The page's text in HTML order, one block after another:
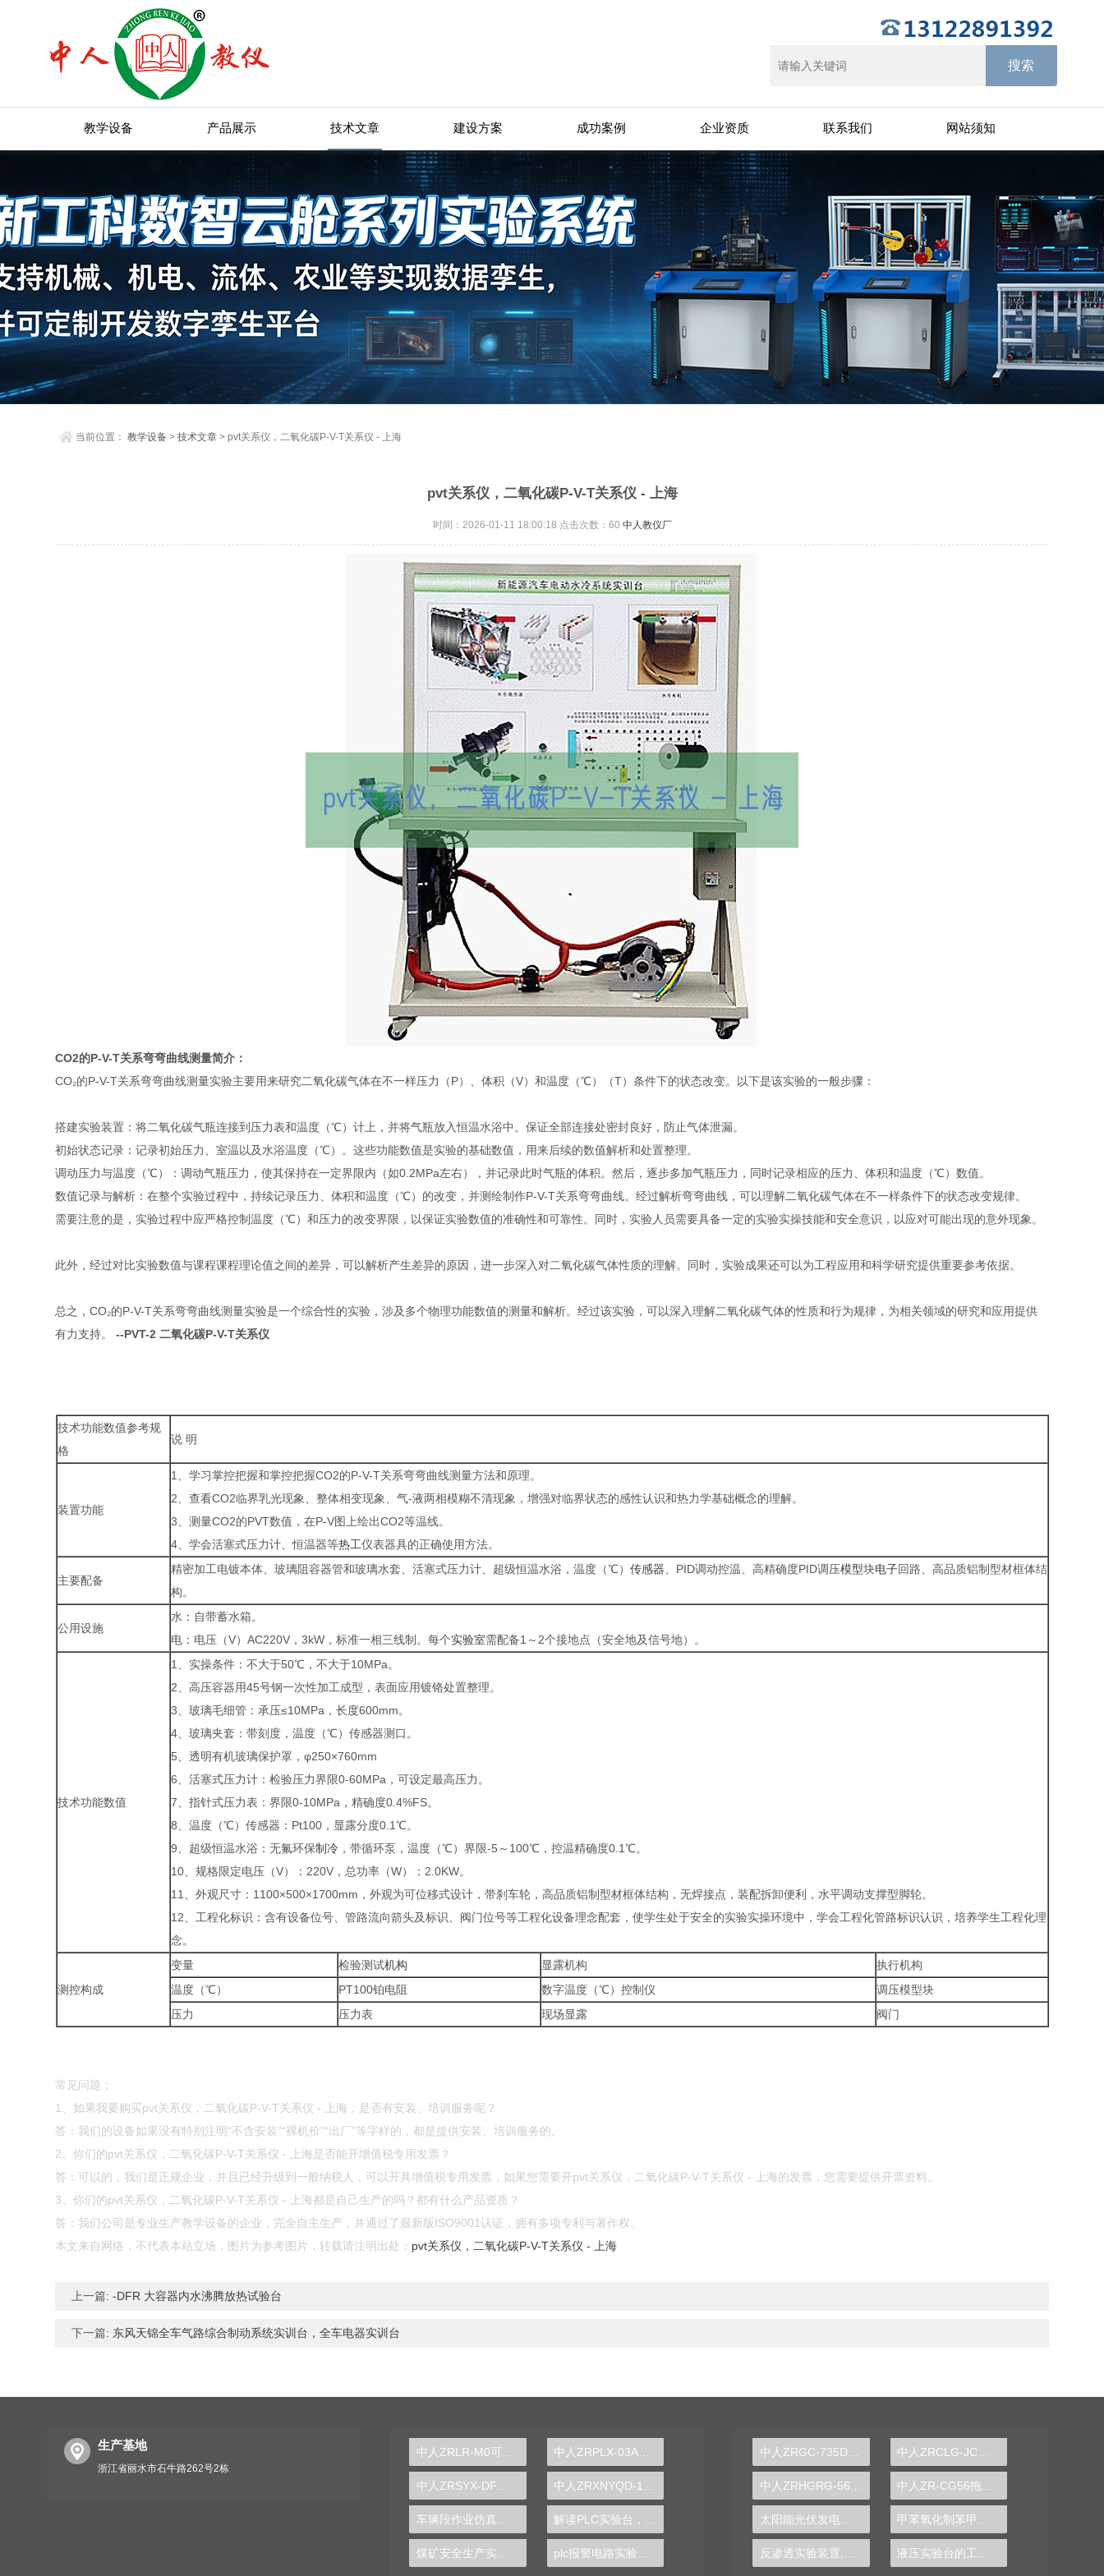
教学设备 产品展示 技术文章 建设方案 成功案例 企业资质 联系我们 网站须知
当前位置：教学设备 >技术文章 > pvt关系仪，二氧化碳P-V-T关系仪 - 上海
pvt关系仪，二氧化碳P-V-T关系仪 - 上海
时间：2026-01-11 18:00:18 点击次数： 60 中人教仪厂
CO2的P-V-T关系弯弯曲线测量简介：
CO₂的P-V-T关系弯弯曲线测量实验主要用来研究二氧化碳气体在不一样压力（P）、体积（V）和温度（℃）（T）条件下的状态改变。以下是该实验的一般步骤：
搭建实验装置：将二氧化碳气瓶连接到压力表和温度（℃）计上，并将气瓶放入恒温水浴中。保证全部连接处密封良好，防止气体泄漏。
初始状态记录：记录初始压力、室温以及水浴温度（℃）。这些功能数值是实验的基础数值，用来后续的数值解析和处置整理。
调动压力与温度（℃）：调动气瓶压力，使其保持在一定界限内（如0.2MPa左右），并记录此时气瓶的体积。然后，逐步多加气瓶压力，同时记录相应的压力、体积和温度（℃）数值。
数值记录与解析：在整个实验过程中，持续记录压力、体积和温度（℃）的改变，并测绘制作P-V-T关系弯弯曲线。经过解析弯弯曲线，可以理解二氧化碳气体在不一样条件下的状态改变规律。
需要注意的是，实验过程中应严格控制温度（℃）和压力的改变界限，以保证实验数值的准确性和可靠性。同时，实验人员需要具备一定的实验实操技能和安全意识，以应对可能出现的意外现象。
此外，经过对比实验数值与课程课程理论值之间的差异，可以解析产生差异的原因，进一步深入对二氧化碳气体性质的理解。同时，实验成果还可以为工程应用和科学研究提供重要参考依据。
总之，CO₂的P-V-T关系弯弯曲线测量实验是一个综合性的实验，涉及多个物理功能数值的测量和解析。经过该实验，可以深入理解二氧化碳气体的性质和行为规律，为相关领域的研究和应用提供
有力支持。
--PVT-2 二氧化碳P-V-T关系仪
技术功能数值参考规
格
说 明
装置功能
1、学习掌控把握和掌控把握CO2的P-V-T关系弯弯曲线测量方法和原理。
2、查看CO2临界乳光现象、整体相变现象、气-液两相模糊不清现象，增强对临界状态的感性认识和热力学基础概念的理解。
3、测量CO2的PVT数值，在P-V图上绘出CO2等温线。
4、学会活塞式压力计、恒温器等热工仪表器具的正确使用方法。
主要配备
精密加工电镀本体、玻璃阻容器管和玻璃水套、活塞式压力计、超级恒温水浴，温度（℃） 传感器 、PID调动控温、高精确度PID调压模型块电子回路、高品质铝制型材框体结
构。
公用设施
水：自带蓄水箱。
电：电压（V）AC220V，3kW，标准一相三线制。每个实验室需配备1～2个接地点（安全地及信号地）。
技术功能数值
1、实操条件：不大于50℃，不大于10MPa。
2、高压容器用45号钢一次性加工成型，表面应用镀铬处置整理。
3、玻璃毛细管：承压≤10MPa，长度600mm。
4、玻璃夹套：带刻度，温度（℃）传感器测口。
5、透明有机玻璃保护罩，φ250×760mm
6、活塞式压力计：检验压力界限0-60MPa，可设定最高压力。
7、指针式压力表：界限0-10MPa，精确度0.4%FS。
8、温度（℃）传感器：Pt100，显露分度0.1℃。
9、超级恒温水浴：无氟环保制冷，带循环泵，温度（℃）界限-5～100℃，控温精确度0.1℃。
10、规格限定电压（V）：220V，总功率（W）：2.0KW。
11、外观尺寸：1100×500×1700mm，外观为可位移式设计，带刹车轮，高品质铝制型材框体结构，无焊接点，装配拆卸便利，水平调动支撑型脚轮。
12、工程化标识：含有设备位号、管路流向箭头及标识、阀门位号等工程化设备理念配套，使学生处于安全的实验实操环境中，学会工程化管路标识认识，培养学生工程化理
念。
测控构成
变量 检验测试机构 显露机构
执行机构
温度（℃）
PT100铂电阻 数字温度（℃）控制仪
调压模型块
压力
压力表 现场显露 阀门
常见问题：
1、如果我要购买pvt关系仪，二氧化碳P-V-T关系仪 - 上海，是否有安装、培训服务呢？
答：我们的设备如果没有特别注明“不含安装”“裸机价”“出厂”等字样的，都是提供安装、培训服务的。
2、你们的pvt关系仪，二氧化碳P-V-T关系仪 - 上海是否能开增值税专用发票？
答：可以的，我们是正规企业，并且已经升级到一般纳税人，可以开具增值税专用发票，如果您需要开pvt关系仪，二氧化碳P-V-T关系仪 - 上海的发票，您需要提供开票资料。
3、你们的pvt关系仪，二氧化碳P-V-T关系仪 - 上海都是自己生产的吗？都有什么产品资质？
答：我们公司是专业生产教学设备的企业，完全自主生产，并通过了最新版ISO9001认证，拥有多项专利与著作权。
本文来自网络，不代表本站立场，图片为参考图片，转载请注明出处： pvt关系仪，二氧化碳P-V-T关系仪 - 上海
上一篇: -DFR 大容器内水沸腾放热试验台
下一篇: 东风天锦全车气路综合制动系统实训台，全车电器实训台
生产基地
浙江省丽水市石牛路262号2栋
太阳能光伏发电系统实验实训装置,光伏发电系统实验装置-中人